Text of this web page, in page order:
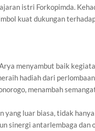
istri Forkopimda.
kuat dukungan
menyambut baik
hadiah dari
menambah
yang luar biasa, tidak
sinergi antarlembaga dan